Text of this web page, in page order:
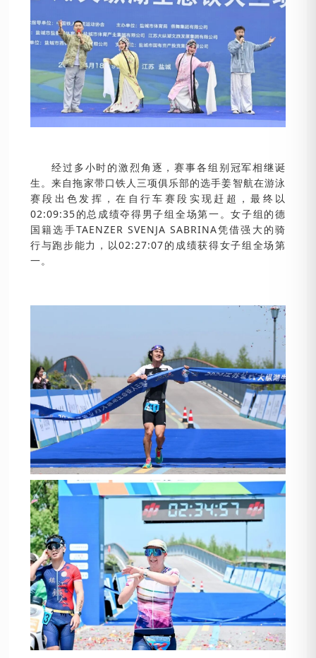
经过多小时的激烈角逐，赛事各组别冠军相继诞
生。来自拖家带口铁人三项俱乐部的选手姜智航在游泳
赛段出色发挥，在自行车赛段实现赶超，最终以
02:09:35的总成绩夺得男子组全场第一。女子组的德
国籍选手TAENZER SVENJA SABRINA凭借强大的骑
行与跑步能力，以02:27:07的成绩获得女子组全场第
一。